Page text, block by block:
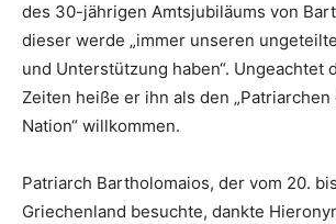
des 30-jährigen Amtsjubiläums von
dieser werde „immer unseren
und Unterstützung haben“. Ungeachtet
Zeiten heiße er ihn als den
Nation“ willkommen.
Patriarch Bartholomaios, der vom 20.
Griechenland besuchte, dankte